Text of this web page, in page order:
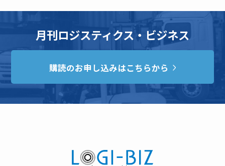
月刊ロジスティクス・ビジネス
購読のお申し込みはこちらから